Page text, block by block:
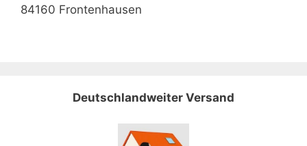
84160 Frontenhausen
Deutschlandweiter Versand